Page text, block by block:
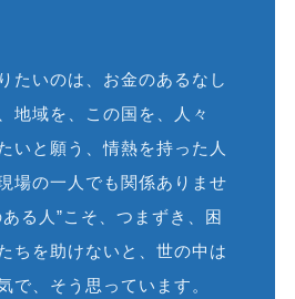
たいのは、お金のあるなし
地域を、この国を、人々
いと願う、情熱を持った人
場の一人でも関係ありませ
る人”こそ、つまずき、困
ちを助けないと、世の中は
で、そう思っています。